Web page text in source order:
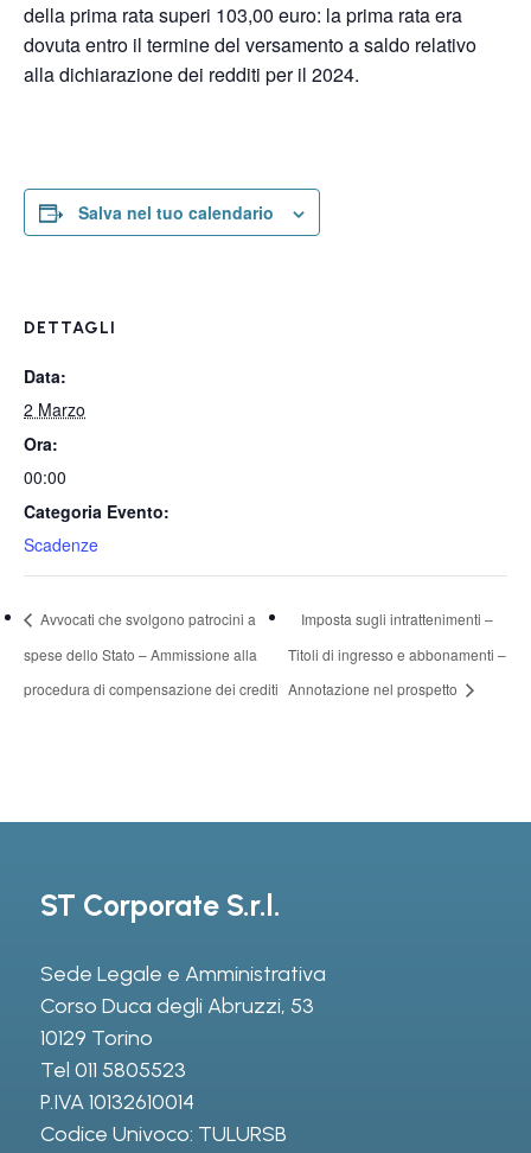
della prima rata superi 103,00 euro: la prima rata era
dovuta entro il termine del versamento a saldo relativo
alla dichiarazione dei redditi per il 2024.
Salva nel tuo calendario
DETTAGLI
Data:
2 Marzo
Ora:
00:00
Categoria Evento:
Scadenze
Avvocati che svolgono patrocini a
spese dello Stato – Ammissione alla
procedura di compensazione dei crediti
Imposta sugli intrattenimenti –
Titoli di ingresso e abbonamenti –
Annotazione nel prospetto
ST Corporate S.r.l.
Sede Legale e Amministrativa
Corso Duca degli Abruzzi, 53
10129 Torino
Tel 011 5805523
P.IVA 10132610014
Codice Univoco: TULURSB